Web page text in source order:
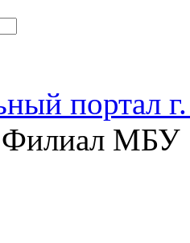
портал
Филиал МБУ